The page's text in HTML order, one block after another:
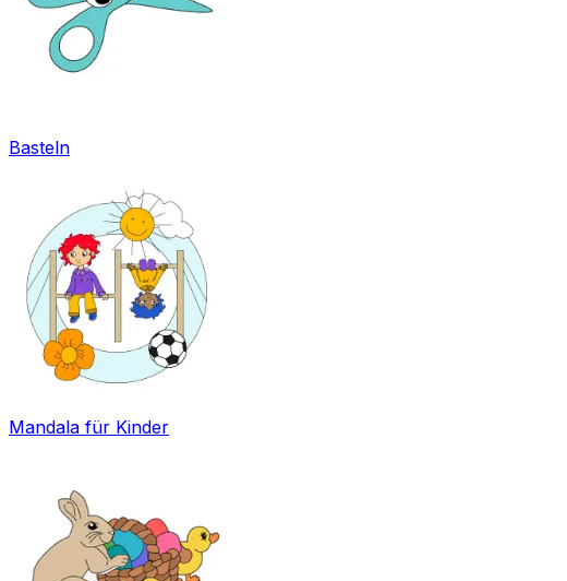
Basteln
Mandala für Kinder